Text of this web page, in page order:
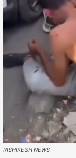
RISHIKESH NEWS